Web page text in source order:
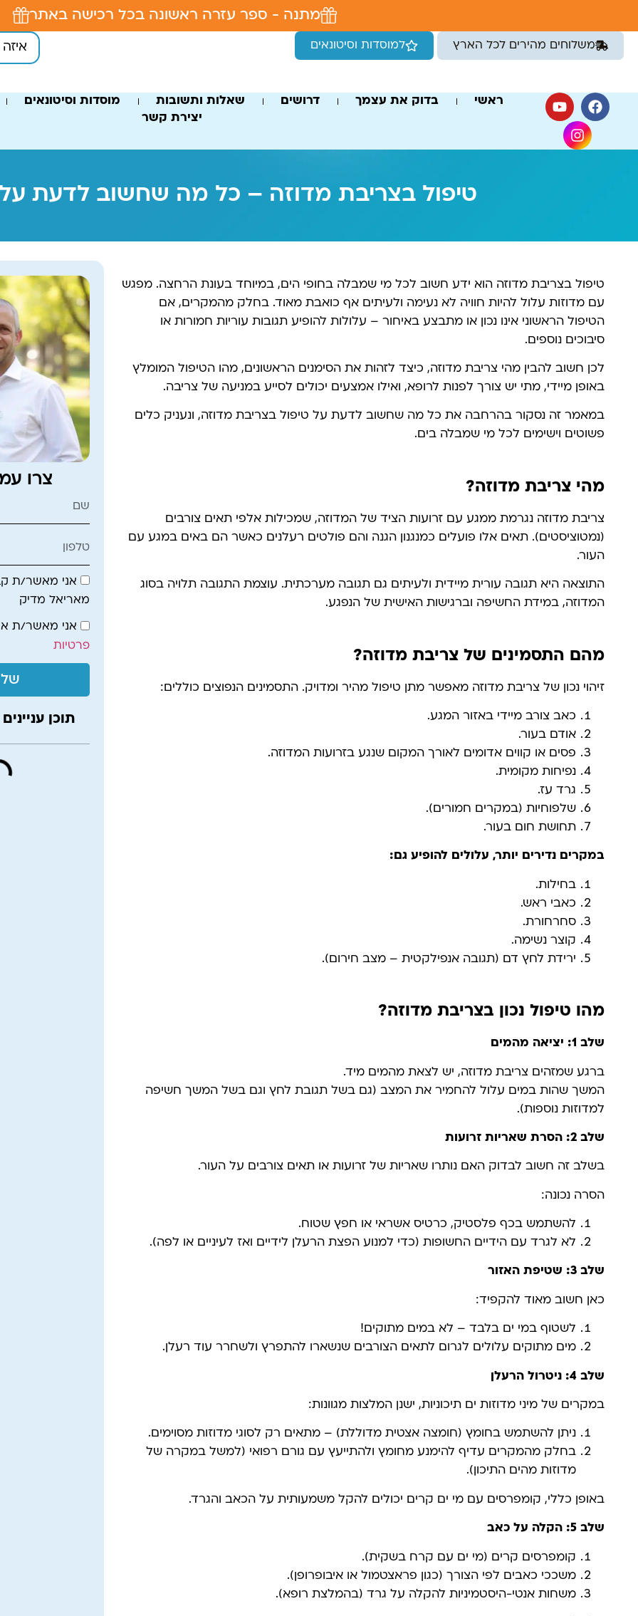
מתנה - ספר עזרה ראשונה בכל רכישה באתר
משלוחים מהירים לכל הארץ למוסדות וסיטונאים
ראשי בדוק את עצמך דרושים שאלות ותשובות
מוסדות וסיטונאים
יצירת קשר
טיפול בצריבת מדוזה – כל מה שחשוב לדעת על
טיפול בצריבת מדוזה הוא ידע חשוב לכל מי שמבלה בחופי הים, במיוחד בעונת הרחצה. מפגש
עם מדוזות עלול להיות חוויה לא נעימה ולעיתים אף כואבת מאוד. בחלק מהמקרים, אם
הטיפול הראשוני אינו נכון או מתבצע באיחור – עלולות להופיע תגובות עוריות חמורות או
סיבוכים נוספים.
לכן חשוב להבין מהי צריבת מדוזה, כיצד לזהות את הסימנים הראשונים, מהו הטיפול המומלץ
באופן מיידי, מתי יש צורך לפנות לרופא, ואילו אמצעים יכולים לסייע במניעה של צריבה.
במאמר זה נסקור בהרחבה את כל מה שחשוב לדעת על טיפול בצריבת מדוזה, ונעניק כלים
פשוטים וישימים לכל מי שמבלה בים.
מהי צריבת מדוזה?
צריבת מדוזה נגרמת ממגע עם זרועות הציד של המדוזה, שמכילות אלפי תאים צורבים
(נמטוציסטים). תאים אלו פועלים כמנגנון הגנה והם פולטים רעלנים כאשר הם באים במגע עם
העור.
התוצאה היא תגובה עורית מיידית ולעיתים גם תגובה מערכתית. עוצמת התגובה תלויה בסוג
המדוזה, במידת החשיפה וברגישות האישית של הנפגע.
מהם התסמינים של צריבת מדוזה?
זיהוי נכון של צריבת מדוזה מאפשר מתן טיפול מהיר ומדויק. התסמינים הנפוצים כוללים:
כאב צורב מיידי באזור המגע.
אודם בעור.
פסים או קווים אדומים לאורך המקום שנגע בזרועות המדוזה.
נפיחות מקומית.
גרד עז.
שלפוחיות (במקרים חמורים).
תחושת חום בעור.
במקרים נדירים יותר, עלולים להופיע גם:
בחילות.
כאבי ראש.
סחרחורת.
קוצר נשימה.
ירידת לחץ דם (תגובה אנפילקטית – מצב חירום).
מהו טיפול נכון בצריבת מדוזה?
שלב 1: יציאה מהמים
ברגע שמזהים צריבת מדוזה, יש לצאת מהמים מיד.
המשך שהות במים עלול להחמיר את המצב (גם בשל תגובת לחץ וגם בשל המשך חשיפה
למדוזות נוספות).
שלב 2: הסרת שאריות זרועות
בשלב זה חשוב לבדוק האם נותרו שאריות של זרועות או תאים צורבים על העור.
הסרה נכונה:
להשתמש בכף פלסטיק, כרטיס אשראי או חפץ שטוח.
לא לגרד עם הידיים החשופות (כדי למנוע הפצת הרעלן לידיים ואז לעיניים או לפה).
שלב 3: שטיפת האזור
כאן חשוב מאוד להקפיד:
לשטוף במי ים בלבד – לא במים מתוקים!
מים מתוקים עלולים לגרום לתאים הצורבים שנשארו להתפרץ ולשחרר עוד רעלן.
שלב 4: ניטרול הרעלן
במקרים של מיני מדוזות ים תיכוניות, ישנן המלצות מגוונות:
ניתן להשתמש בחומץ (חומצה אצטית מדוללת) – מתאים רק לסוגי מדוזות מסוימים.
בחלק מהמקרים עדיף להימנע מחומץ ולהתייעץ עם גורם רפואי (למשל במקרה של
מדוזות מהים התיכון).
באופן כללי, קומפרסים עם מי ים קרים יכולים להקל משמעותית על הכאב והגרד.
שלב 5: הקלה על כאב
קומפרסים קרים (מי ים עם קרח בשקית).
משככי כאבים לפי הצורך (כגון פראצטמול או איבופרופן).
משחות אנטי-היסטמיניות להקלה על גרד (בהמלצת רופא).
צרו
אני מאשר/ת
מאריאל מדיק
אני מאשר/ת
פרטיות
תוכן עניינים